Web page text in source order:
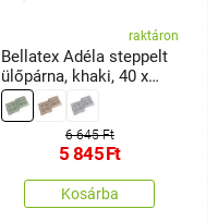
raktáron
Bellatex Adéla steppelt
ülőpárna, khaki, 40 x
40cm, 2 db-os szett
6 645 Ft
5 845Ft
Kosárba